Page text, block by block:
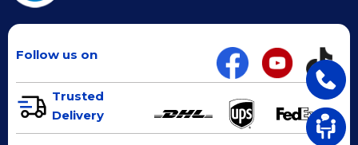
Follow us on
Trusted
Delivery